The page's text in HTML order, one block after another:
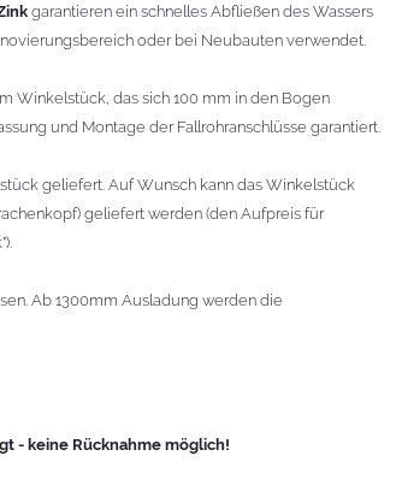
keine Rücknahme möglich!
garantieren ein schnelles Abfließen des Wassers
oder bei Neubauten verwendet.
Winkelstück, das sich 100 mm in den Bogen
und Montage der Fallrohranschlüsse garantiert.
geliefert. Auf Wunsch kann das Winkelstück
geliefert werden (den Aufpreis für
Ab 1300mm Ausladung werden die
- keine Rücknahme möglich!